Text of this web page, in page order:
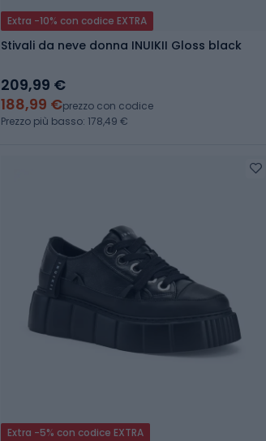
Extra -10% con codice EXTRA
Stivali da neve donna INUIKII Gloss black
209,99 €
188,99 €prezzo con codice
Prezzo più basso: 178,49 €
Extra -5% con codice EXTRA